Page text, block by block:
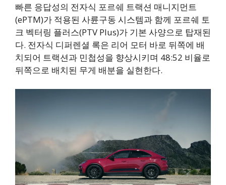
빠른 응답성의 전자식 포르쉐 트랙션 매니지먼트
(ePTM)가 적용된 사륜구동 시스템과 함께 포르쉐 토
크 벡터링 플러스(PTV Plus)가 기본 사양으로 탑재된
다. 전자식 디퍼렌셜 록은 리어 모터 바로 뒤쪽에 배
치되어 트랙션과 민첩성을 향상시키며 48:52 비율로
뒤쪽으로 배치된 무게 배분을 실현한다.